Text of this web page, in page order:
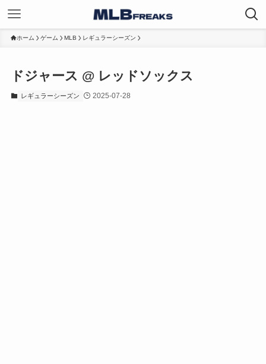
ホーム ゲーム MLB レギュラーシーズン
ドジャース @ レッドソックス
レギュラーシーズン 2025-07-28